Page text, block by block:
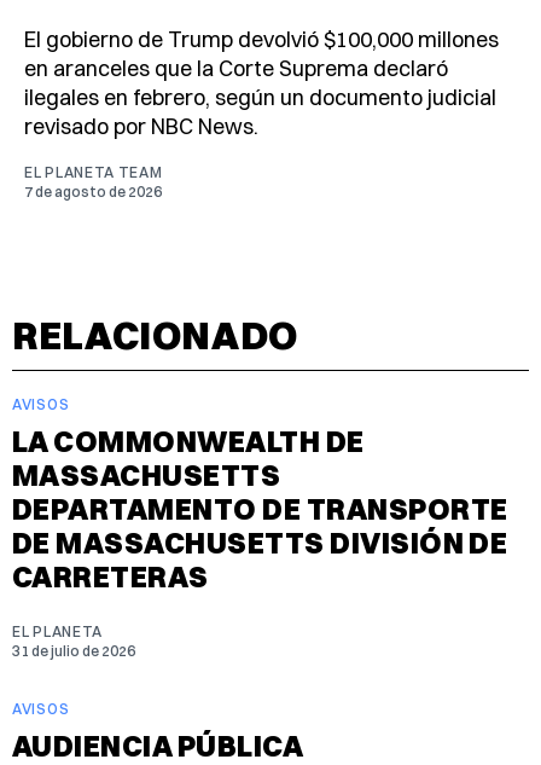
El gobierno de Trump devolvió $100,000 millones
en aranceles que la Corte Suprema declaró
ilegales en febrero, según un documento judicial
revisado por NBC News.
EL PLANETA TEAM
7 de agosto de 2026
RELACIONADO
AVISOS
LA COMMONWEALTH DE
MASSACHUSETTS
DEPARTAMENTO DE TRANSPORTE
DE MASSACHUSETTS DIVISIÓN DE
CARRETERAS
EL PLANETA
31 de julio de 2026
AVISOS
AUDIENCIA PÚBLICA